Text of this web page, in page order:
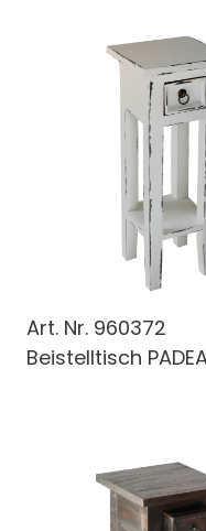
Art. Nr. 960372
Beistelltisch